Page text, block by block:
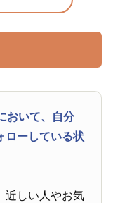
おいて、自分
ローしている状
近しい人やお気